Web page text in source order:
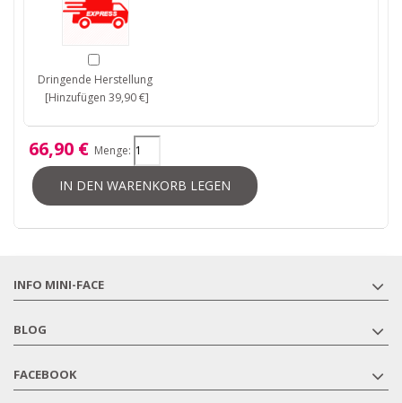
Dringende Herstellung
[Hinzufügen 39,90 €]
66,90 € Menge:
IN DEN WARENKORB LEGEN
INFO MINI-FACE
BLOG
FACEBOOK